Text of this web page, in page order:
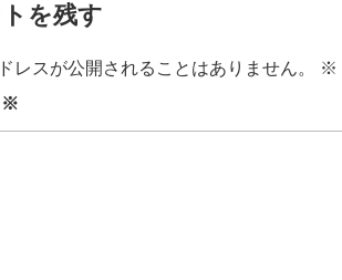
を残す
レスが公開されることはありません。 ※
※